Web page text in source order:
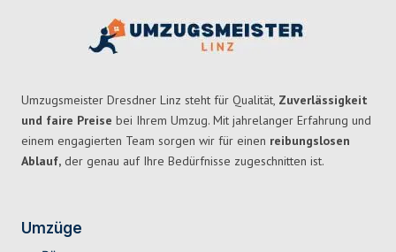
Umzugsmeister Dresdner Linz steht für Qualität, Zuverlässigkeit
und faire Preise bei Ihrem Umzug. Mit jahrelanger Erfahrung und
einem engagierten Team sorgen wir für einen reibungslosen
Ablauf, der genau auf Ihre Bedürfnisse zugeschnitten ist.
Umzüge